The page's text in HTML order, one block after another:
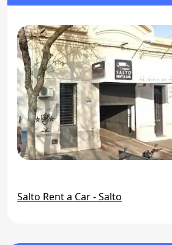
Salto Rent a Car - Salto